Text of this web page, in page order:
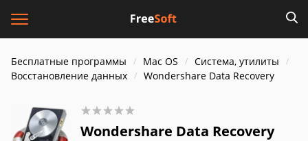
Бесплатные программы Mac OS
Система, утилиты
Восстановление данных
Wondershare Data Recovery
Wondershare Data Recovery